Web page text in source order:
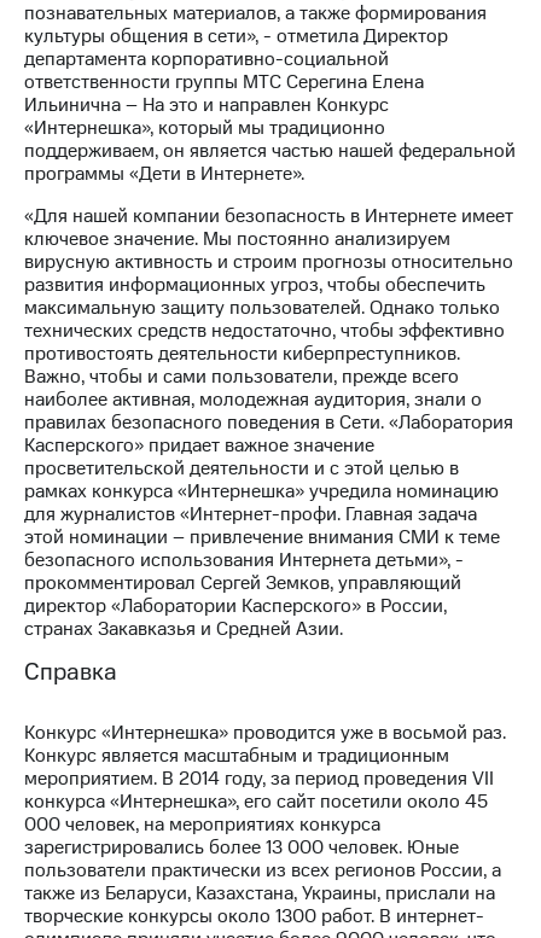
Описание
Еврооблигации-2023
Уведомление
о
погашении
именных
облигаций
Другое
Регистратор
Реквизиты
Контакты
развитие
деловая этика
На главную
познавательных материалов, а также формирования
культуры общения в сети», - отметила Директор
департамента корпоративно-социальной
ответственности группы МТС Серегина Елена
Ильинична – На это и направлен Конкурс
«Интернешка», который мы традиционно
поддерживаем, он является частью нашей федеральной
программы «Дети в Интернете».
«Для нашей компании безопасность в Интернете имеет
ключевое значение. Мы постоянно анализируем
вирусную активность и строим прогнозы относительно
развития информационных угроз, чтобы обеспечить
максимальную защиту пользователей. Однако только
технических средств недостаточно, чтобы эффективно
противостоять деятельности киберпреступников.
Важно, чтобы и сами пользователи, прежде всего
наиболее активная, молодежная аудитория, знали о
правилах безопасного поведения в Сети. «Лаборатория
Касперского» придает важное значение
просветительской деятельности и с этой целью в
рамках конкурса «Интернешка» учредила номинацию
для журналистов «Интернет-профи. Главная задача
этой номинации – привлечение внимания СМИ к теме
безопасного использования Интернета детьми», -
прокомментировал Сергей Земков, управляющий
директор «Лаборатории Касперского» в России,
странах Закавказья и Средней Азии.
Справка
Конкурс «Интернешка» проводится уже в восьмой раз.
Конкурс является масштабным и традиционным
мероприятием. В 2014 году, за период проведения VII
конкурса «Интернешка», его сайт посетили около 45
000 человек, на мероприятиях конкурса
зарегистрировались более 13 000 человек. Юные
пользователи практически из всех регионов России, а
также из Беларуси, Казахстана, Украины, прислали на
творческие конкурсы около 1300 работ. В интернет-